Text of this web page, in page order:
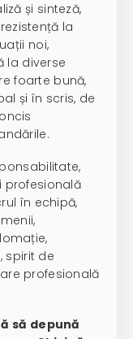
și sinteză,
la
noi,
la diverse
foarte bună,
și în scris, de
profesională
în echipă,
spirit de
profesională
să depună